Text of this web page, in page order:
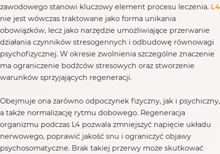
zawodowego stanowi kluczowy element procesu leczenia. L4
nie jest wówczas traktowane jako forma unikania
obowiązków, lecz jako narzędzie umożliwiające przerwanie
działania czynników stresogennych i odbudowę równowagi
psychofizycznej. W okresie zwolnienia szczególne znaczenie
ma ograniczenie bodźców stresowych oraz stworzenie
warunków sprzyjających regeneracji.
Obejmuje ona zarówno odpoczynek fizyczny, jak i psychiczny,
a także normalizację rytmu dobowego. Regeneracja
organizmu podczas L4 pozwala zmniejszyć napięcie układu
nerwowego, poprawić jakość snu i ograniczyć objawy
psychosomatyczne. Brak takiej przerwy może skutkować